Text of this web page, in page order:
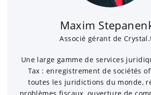
Maxim
Associé gérant de
Une large gamme de services
Tax : enregistrement de sociétés
toutes les juridictions du monde,